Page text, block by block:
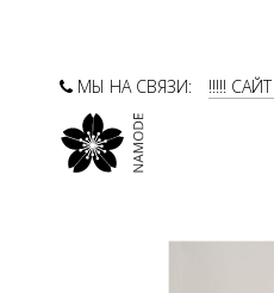
МЫ НА СВЯЗИ: !!!!!